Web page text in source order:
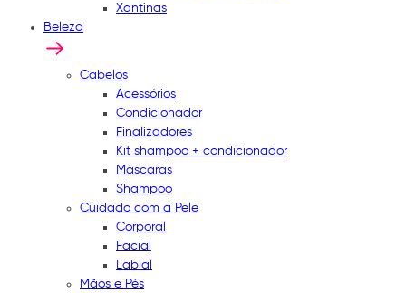
Xantinas
Beleza
Cabelos
Acessórios
Condicionador
Finalizadores
Kit shampoo + condicionador
Máscaras
Shampoo
Cuidado com a Pele
Corporal
Facial
Labial
Mãos e Pés